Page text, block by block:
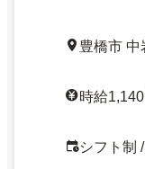
豊橋市 中
時給
シフト制